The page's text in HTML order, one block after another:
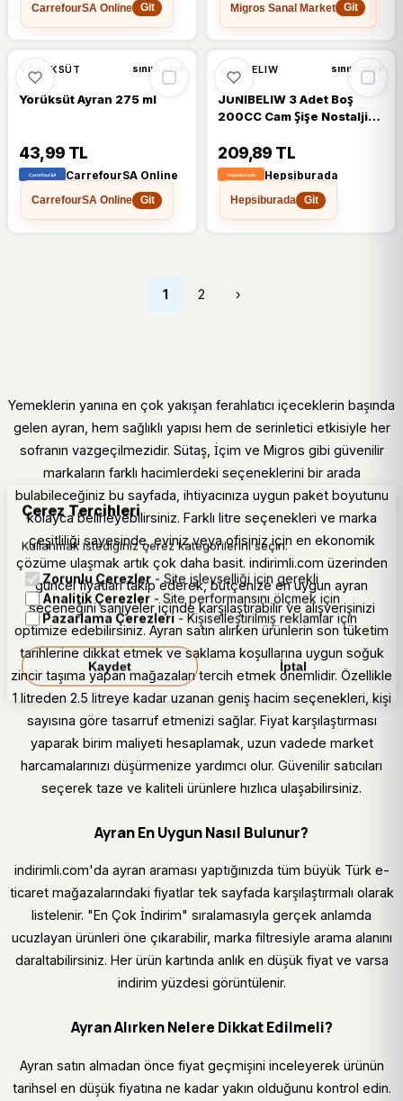
CarrefourSA Online
Git
Migros Sanal Market
Git
YÖRÜKSÜT sınırlı stok
Yörüksüt Ayran 275 ml
43,99 TL
CarrefourSA Online
CarrefourSA Online
Git
JUNIBELIW sınırlı stok
JUNIBELIW 3 Adet Boş
200CC Cam Şişe Nostalji
Şişesi Plastik Kapaklı
3X200CC
209,89 TL
Hepsiburada
Hepsiburada
Git
1 2 ›
Yemeklerin yanına en çok yakışan ferahlatıcı içeceklerin başında
gelen ayran, hem sağlıklı yapısı hem de serinletici etkisiyle her
sofranın vazgeçilmezidir. Sütaş, İçim ve Migros gibi güvenilir
markaların farklı hacimlerdeki seçeneklerini bir arada
bulabileceğiniz bu sayfada, ihtiyacınıza uygun paket boyutunu
kolayca belirleyebilirsiniz. Farklı litre seçenekleri ve marka
çeşitliliği sayesinde, eviniz veya ofisiniz için en ekonomik
çözüme ulaşmak artık çok daha basit. indirimli.com üzerinden
güncel fiyatları takip ederek, bütçenize en uygun ayran
seçeneğini saniyeler içinde karşılaştırabilir ve alışverişinizi
optimize edebilirsiniz. Ayran satın alırken ürünlerin son tüketim
tarihlerine dikkat etmek ve saklama koşullarına uygun soğuk
zincir taşıma yapan mağazaları tercih etmek önemlidir. Özellikle
1 litreden 2.5 litreye kadar uzanan geniş hacim seçenekleri, kişi
sayısına göre tasarruf etmenizi sağlar. Fiyat karşılaştırması
yaparak birim maliyeti hesaplamak, uzun vadede market
harcamalarınızı düşürmenize yardımcı olur. Güvenilir satıcıları
seçerek taze ve kaliteli ürünlere hızlıca ulaşabilirsiniz.
Ayran En Uygun Nasıl Bulunur?
indirimli.com'da ayran araması yaptığınızda tüm büyük Türk e-
ticaret mağazalarındaki fiyatlar tek sayfada karşılaştırmalı olarak
listelenir. "En Çok İndirim" sıralamasıyla gerçek anlamda
ucuzlayan ürünleri öne çıkarabilir, marka filtresiyle arama alanını
daraltabilirsiniz. Her ürün kartında anlık en düşük fiyat ve varsa
indirim yüzdesi görüntülenir.
Ayran Alırken Nelere Dikkat Edilmeli?
Ayran satın almadan önce fiyat geçmişini inceleyerek ürünün
tarihsel en düşük fiyatına ne kadar yakın olduğunu kontrol edin.
Çerez Tercihleri
Kullanmak istediğiniz çerez kategorilerini seçin.
Zorunlu Çerezler - Site işlevselliği için gerekli
Analitik Çerezler - Site performansını ölçmek için
Pazarlama Çerezleri- Kişiselleştirilmiş reklamlar için
Kaydet İptal